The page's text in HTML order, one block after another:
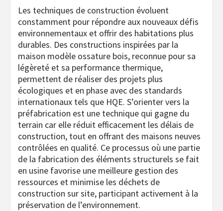
Les techniques de construction évoluent
constamment pour répondre aux nouveaux défis
environnementaux et offrir des habitations plus
durables. Des constructions inspirées par la
maison modèle ossature bois, reconnue pour sa
légèreté et sa performance thermique,
permettent de réaliser des projets plus
écologiques et en phase avec des standards
internationaux tels que HQE. S’orienter vers la
préfabrication est une technique qui gagne du
terrain car elle réduit efficacement les délais de
construction, tout en offrant des maisons neuves
contrôlées en qualité. Ce processus où une partie
de la fabrication des éléments structurels se fait
en usine favorise une meilleure gestion des
ressources et minimise les déchets de
construction sur site, participant activement à la
préservation de l’environnement.